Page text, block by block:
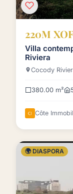
220M
Villa
Riviera
Cocody
380.00 m²
Côte
🌍 DIASPORA